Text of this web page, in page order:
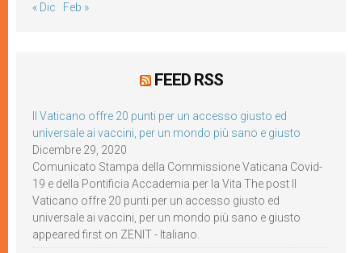
« Dic Feb »
FEED RSS
Il Vaticano offre 20 punti per un accesso giusto ed
universale ai vaccini, per un mondo più sano e giusto
Dicembre 29, 2020
Comunicato Stampa della Commissione Vaticana Covid-
19 e della Pontificia Accademia per la Vita The post Il
Vaticano offre 20 punti per un accesso giusto ed
universale ai vaccini, per un mondo più sano e giusto
appeared first on ZENIT - Italiano.